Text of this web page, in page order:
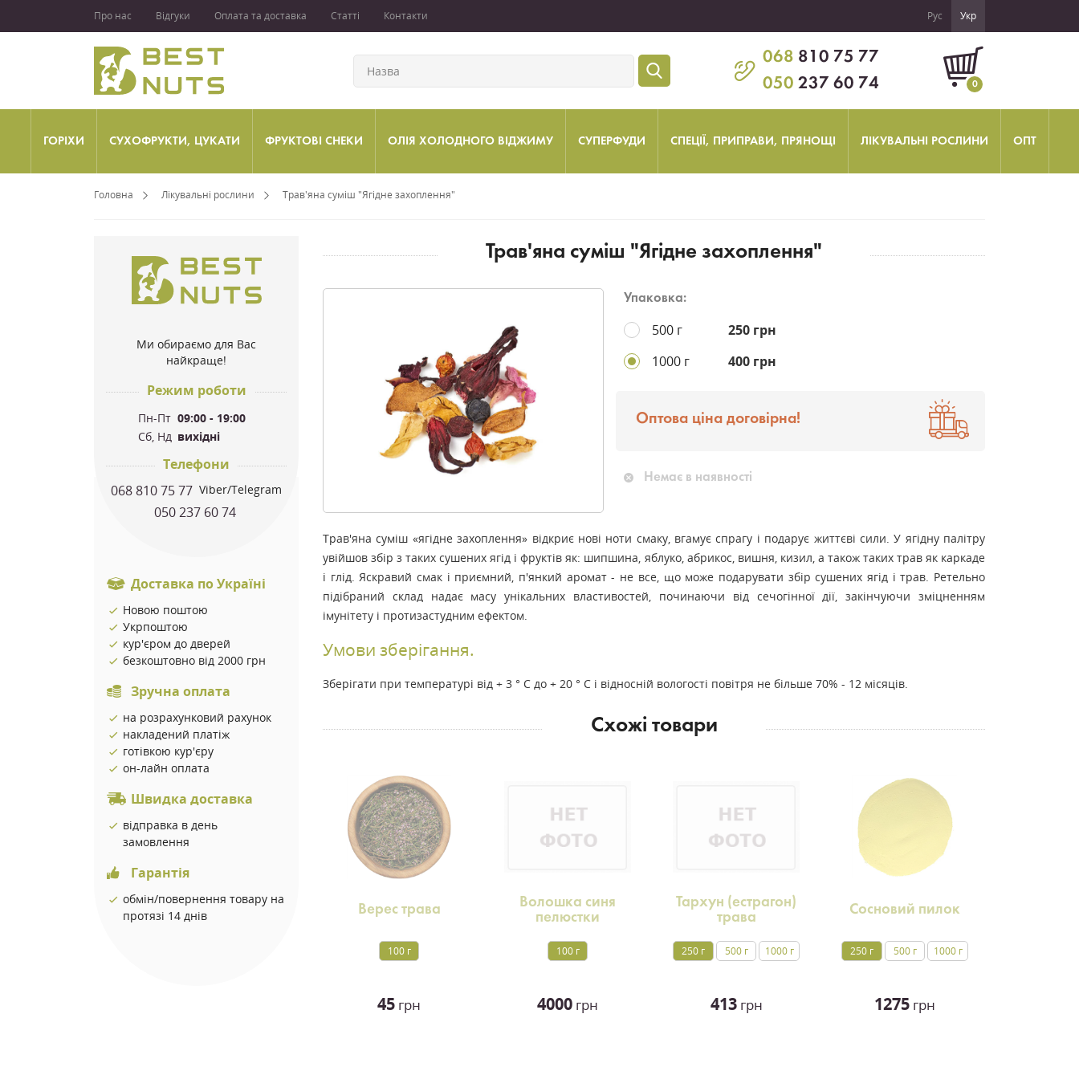
Про нас Відгуки Оплата та доставка Статті Контакти Рус Укр
068 810 75 77
050 237 60 74 0
ГОРІХИ СУХОФРУКТИ, ЦУКАТИ ФРУКТОВІ СНЕКИ ОЛІЯ ХОЛОДНОГО ВІДЖИМУ СУПЕРФУДИ СПЕЦІЇ, ПРИПРАВИ, ПРЯНОЩІ ЛІКУВАЛЬНІ РОСЛИНИ ОПТ
Головна Лікувальні рослини Трав'яна суміш "Ягідне захоплення"
Ми обираємо для Вас
найкраще!
Режим роботи
Пн-Пт 09:00 - 19:00
Сб, Нд вихідні
Телефони
068 810 75 77 Viber/Telegram
050 237 60 74
Доставка по Україні
Новою поштою
Укрпоштою
кур'єром до дверей
безкоштовно від 2000 грн
Зручна оплата
на розрахунковий рахунок
накладений платіж
готівкою кур'єру
он-лайн оплата
Швидка доставка
відправка в день
замовлення
Гарантія
обмін/повернення товару на
протязі 14 днів
Трав'яна суміш "Ягідне захоплення"
Упаковка:
500 г
250 грн
1000 г
400 грн
Оптова ціна договірна!
Немає в наявності
Трав'яна суміш «ягідне захоплення» відкриє нові ноти смаку, вгамує спрагу і подарує життєві сили. У ягідну палітру
увійшов збір з таких сушених ягід і фруктів як: шипшина, яблуко, абрикос, вишня, кизил, а також таких трав як каркаде
і глід. Яскравий смак і приємний, п'янкий аромат - не все, що може подарувати збір сушених ягід і трав. Ретельно
підібраний склад надає масу унікальних властивостей, починаючи від сечогінної дії, закінчуючи зміцненням
імунітету і протизастудним ефектом.
Умови зберігання.
Зберігати при температурі від + 3 ° С до + 20 ° С і відносній вологості повітря не більше 70% - 12 місяців.
Схожі товари
Верес трава
100 г
45 грн
Волошка синя
пелюстки
100 г
4000 грн
Тархун (естрагон)
трава
250 г 500 г 1000 г
413 грн
Сосновий пилок
250 г 500 г 1000 г
1275 грн